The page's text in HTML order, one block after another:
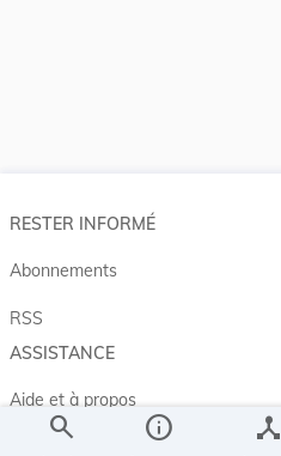
search info device_hub
RESTER INFORMÉ
Abonnements
RSS
ASSISTANCE
Aide et à propos